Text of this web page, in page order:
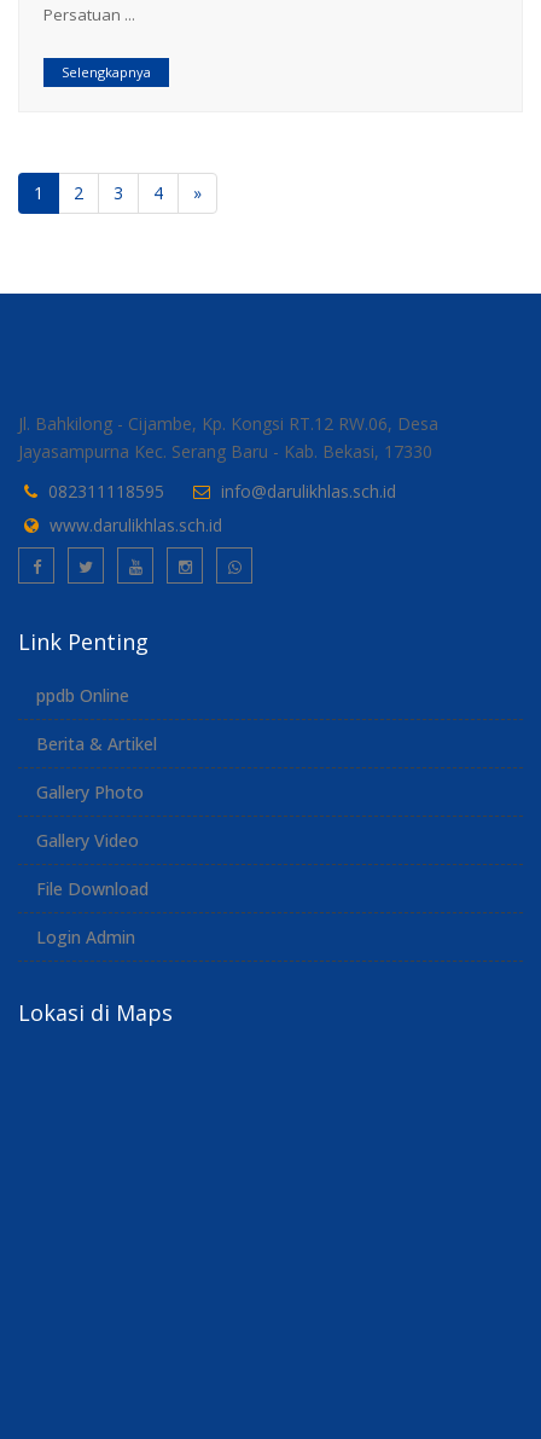
Persatuan ...
Selengkapnya
1 2 3 4 »
Jl. Bahkilong - Cijambe, Kp. Kongsi RT.12 RW.06, Desa
Jayasampurna Kec. Serang Baru - Kab. Bekasi, 17330
082311118595
info@darulikhlas.sch.id
www.darulikhlas.sch.id
Link Penting
ppdb Online
Berita & Artikel
Gallery Photo
Gallery Video
File Download
Login Admin
Lokasi di Maps